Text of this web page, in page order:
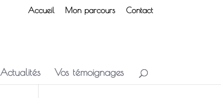
Accueil Mon parcours Contact
Actualités Vos témoignages